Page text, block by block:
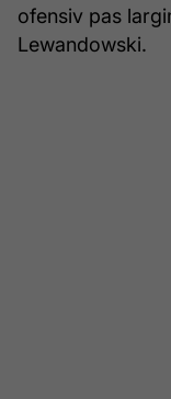
ofensiv pas
Lewandowski.